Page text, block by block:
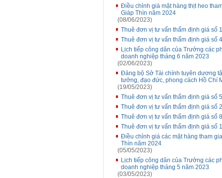
Điều chỉnh giá mặt hàng thịt heo
Giáp Thìn năm 2024
(08/06/2023)
Thuê đơn vị tư vấn thẩm định giá số
Thuê đơn vị tư vấn thẩm định giá số
Lịch tiếp công dân của Trưởng các
doanh nghiệp tháng 6 năm 2023
(02/06/2023)
Đảng bộ Sở Tài chính tuyên dương
tưởng, đạo đức, phong cách Hồ Chí
(19/05/2023)
Thuê đơn vị tư vấn thẩm định giá số
Thuê đơn vị tư vấn thẩm định giá số
Thuê đơn vị tư vấn thẩm định giá số
Thuê đơn vị tư vấn thẩm định giá số
Điều chỉnh giá các mặt hàng tham
Thìn năm 2024
(05/05/2023)
Lịch tiếp công dân của Trưởng các
doanh nghiệp tháng 5 năm 2023
(03/05/2023)